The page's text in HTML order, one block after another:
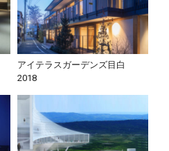
アイテラスガーデンズ目白
2018